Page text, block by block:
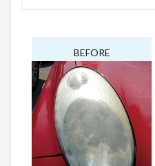
BEFORE